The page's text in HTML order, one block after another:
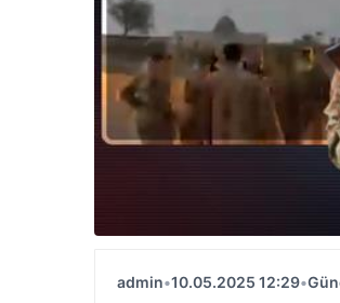
admin•10.05.2025 12:29•